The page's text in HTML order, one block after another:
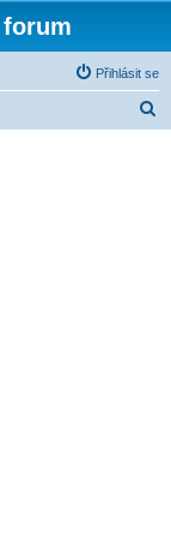
Přihlásit se